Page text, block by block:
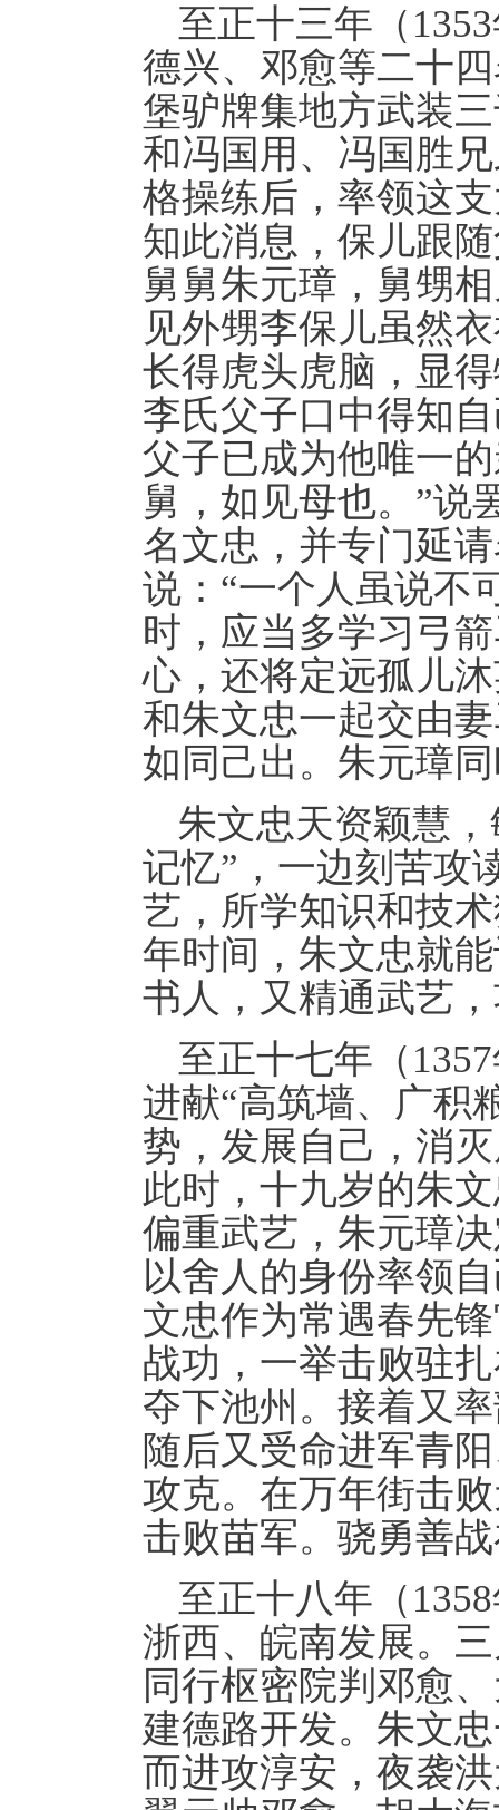
至正十三年（
德兴、邓愈等二十
堡驴牌集地方武装
和冯国用、冯国胜
格操练后，率领这
知此消息，保儿跟
舅舅朱元璋，舅甥
见外甥李保儿虽然
长得虎头虎脑，显
李氏父子口中得知
父子已成为他唯一
舅，如见母也。”说
名文忠，并专门延
说：“一个人虽说不
时，应当多学习弓
心，还将定远孤儿
和朱文忠一起交由
如同己出。朱元璋
朱文忠天资颖慧
记忆”，一边刻苦攻
艺，所学知识和技
年时间，朱文忠就
书人，又精通武艺
至正十七年（
进献“高筑墙、广积
势，发展自己，消
此时，十九岁的朱
偏重武艺，朱元璋
以舍人的身份率领
文忠作为常遇春先
战功，一举击败驻
夺下池州。接着又
随后又受命进军青
攻克。在万年街击
击败苗军。骁勇善
至正十八年（
浙西、皖南发展。
同行枢密院判邓愈
建德路开发。朱文
而进攻淳安，夜袭